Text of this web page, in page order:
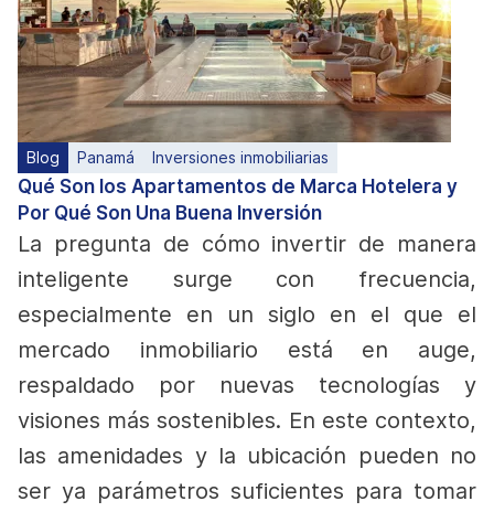
Blog Panamá Inversiones inmobiliarias
Qué Son los Apartamentos de Marca Hotelera y
Por Qué Son Una Buena Inversión
La pregunta de cómo invertir de manera
inteligente surge con frecuencia,
especialmente en un siglo en el que el
mercado inmobiliario está en auge,
respaldado por nuevas tecnologías y
visiones más sostenibles. En este contexto,
las amenidades y la ubicación pueden no
ser ya parámetros suficientes para tomar